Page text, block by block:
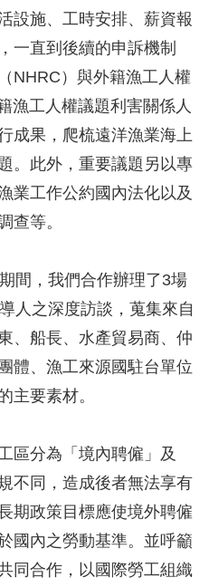
設施、工時安排、薪資報
一直到後續的申訴機制
NHRC）與外籍漁工人權
漁工人權議題利害關係人
成果，爬梳遠洋漁業海上
。此外，重要議題另以專
業工作公約國內法化以及
查等。
間，我們合作辦理了3場
人之深度訪談，蒐集來自
、船長、水產貿易商、仲
體、漁工來源國駐台單位
主要素材。
區分為「境內聘僱」及
不同，造成後者無法享有
期政策目標應使境外聘僱
國內之勞動基準。並呼籲
同合作，以國際勞工組織